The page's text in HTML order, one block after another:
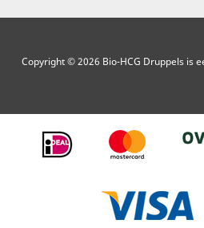
Copyright © 2026 Bio-HCG Druppels is